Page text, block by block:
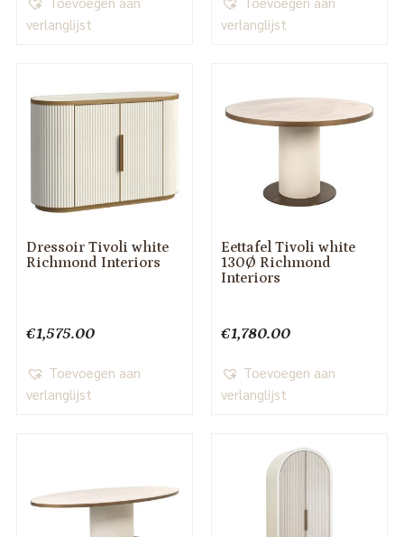
verlanglijst
verlanglijst
Dressoir Tivoli white
Richmond Interiors
€1,575.00
Toevoegen aan
verlanglijst
Eettafel Tivoli white
130Ø Richmond
Interiors
€1,780.00
Toevoegen aan
verlanglijst